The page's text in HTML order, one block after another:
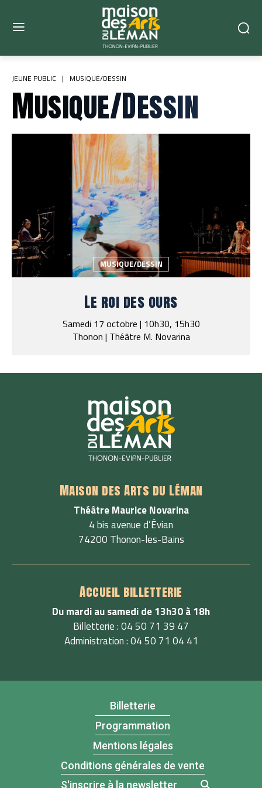
JEUNE PUBLIC MUSIQUE/DESSIN
Musique/Dessin
MUSIQUE/DESSIN
Le roi des ours
Samedi 17 octobre | 10h30, 15h30
Thonon | Théâtre M. Novarina
Maison des Arts du Léman
Théâtre Maurice Novarina
4 bis avenue d’Évian
74200 Thonon-les-Bains
Accueil billetterie
Du mardi au samedi de 13h30 à 18h
Billetterie : 04 50 71 39 47
Administration : 04 50 71 04 41
Billetterie
Programmation
Mentions légales
Conditions générales de vente
S'inscrire à la newsletter